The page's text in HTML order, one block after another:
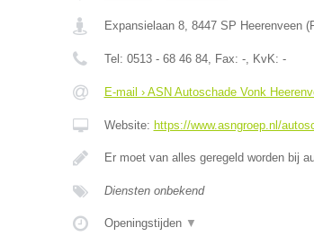
Expansielaan 8, 8447 SP Heerenveen(
Tel: 0513 - 68 46 84, Fax: -, KvK: -
E-mail › ASN Autoschade Vonk
Website: https://www.asngroep.nl/
Er moet van alles geregeld worden bij
Diensten onbekend
Openingstijden ▼